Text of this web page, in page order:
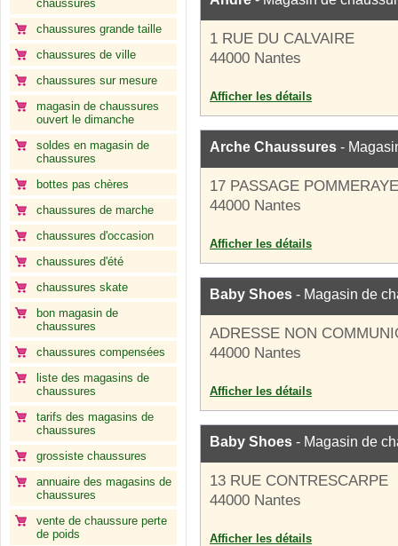
chaussures
chaussures grande taille
chaussures de ville
chaussures sur mesure
magasin de chaussures
ouvert le dimanche
soldes en magasin de
chaussures
bottes pas chères
chaussures de marche
chaussures d'occasion
chaussures d'été
chaussures skate
bon magasin de
chaussures
chaussures compensées
liste des magasins de
chaussures
tarifs des magasins de
chaussures
grossiste chaussures
annuaire des magasins de
chaussures
vente de chaussure perte
de poids
1 RUE DU CALVAIRE
44000 Nantes
Afficher les détails
Arche Chaussures -
17 PASSAGE POMMERAYE
44000 Nantes
Afficher les détails
Baby Shoes - Magasin de
ADRESSE NON
44000 Nantes
Afficher les détails
Baby Shoes - Magasin de
13 RUE CONTRESCARPE
44000 Nantes
Afficher les détails